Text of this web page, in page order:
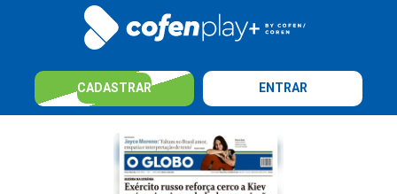
CADASTRAR ENTRAR